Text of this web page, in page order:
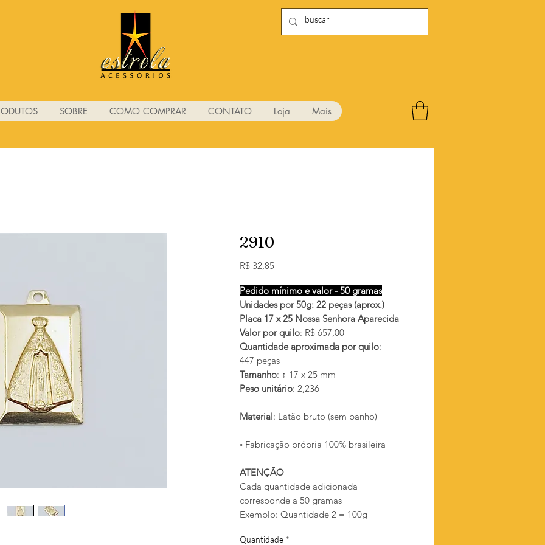
SOBRE COMO COMPRAR CONTATO Loja Mais
2910
R$ 32,85Preço
Pedido mínimo e valor - 50 gramas
Unidades por 50g: 22 peças (aprox.)
Placa 17 x 25 Nossa Senhora Aparecida
Valor por quilo: R$ 657,00
Quantidade aproximada por quilo:
447 peças
Tamanho: ↕ 17 x 25 mm
Peso unitário: 2,236
Material: Latão bruto (sem banho)
◦ Fabricação própria 100% brasileira
ATENÇÃO
Cada quantidade adicionada
corresponde a 50 gramas
Exemplo: Quantidade 2 = 100g
Quantidade *